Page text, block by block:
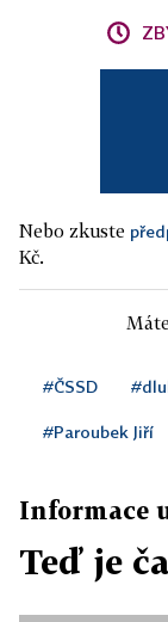
Nebo zkuste
Kč.
#ČSSD
#Paroubek Jiří
Informace
Teď je